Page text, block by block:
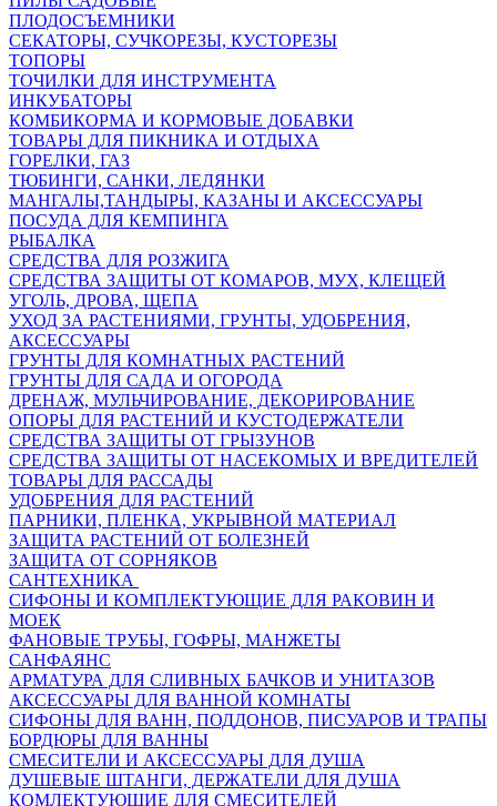
ПЛОДОСЪЕМНИКИ
СЕКАТОРЫ, СУЧКОРЕЗЫ, КУСТОРЕЗЫ
ТОПОРЫ
ТОЧИЛКИ ДЛЯ ИНСТРУМЕНТА
ИНКУБАТОРЫ
КОМБИКОРМА И КОРМОВЫЕ ДОБАВКИ
ТОВАРЫ ДЛЯ ПИКНИКА И ОТДЫХА
ГОРЕЛКИ, ГАЗ
ТЮБИНГИ, САНКИ, ЛЕДЯНКИ
МАНГАЛЫ,ТАНДЫРЫ, КАЗАНЫ И АКСЕССУАРЫ
ПОСУДА ДЛЯ КЕМПИНГА
РЫБАЛКА
СРЕДСТВА ДЛЯ РОЗЖИГА
СРЕДСТВА ЗАЩИТЫ ОТ КОМАРОВ, МУХ, КЛЕЩЕЙ
УГОЛЬ, ДРОВА, ЩЕПА
УХОД ЗА РАСТЕНИЯМИ, ГРУНТЫ, УДОБРЕНИЯ,
АКСЕССУАРЫ
ГРУНТЫ ДЛЯ КОМНАТНЫХ РАСТЕНИЙ
ГРУНТЫ ДЛЯ САДА И ОГОРОДА
ДРЕНАЖ, МУЛЬЧИРОВАНИЕ, ДЕКОРИРОВАНИЕ
ОПОРЫ ДЛЯ РАСТЕНИЙ И КУСТОДЕРЖАТЕЛИ
СРЕДСТВА ЗАЩИТЫ ОТ ГРЫЗУНОВ
СРЕДСТВА ЗАЩИТЫ ОТ НАСЕКОМЫХ И ВРЕДИТЕЛЕЙ
ТОВАРЫ ДЛЯ РАССАДЫ
УДОБРЕНИЯ ДЛЯ РАСТЕНИЙ
ПАРНИКИ, ПЛЕНКА, УКРЫВНОЙ МАТЕРИАЛ
ЗАЩИТА РАСТЕНИЙ ОТ БОЛЕЗНЕЙ
ЗАЩИТА ОТ СОРНЯКОВ
САНТЕХНИКА
СИФОНЫ И КОМПЛЕКТУЮЩИЕ ДЛЯ РАКОВИН И
МОЕК
ФАНОВЫЕ ТРУБЫ, ГОФРЫ, МАНЖЕТЫ
САНФАЯНС
АРМАТУРА ДЛЯ СЛИВНЫХ БАЧКОВ И УНИТАЗОВ
АКСЕССУАРЫ ДЛЯ ВАННОЙ КОМНАТЫ
СИФОНЫ ДЛЯ ВАНН, ПОДДОНОВ, ПИСУАРОВ И ТРАПЫ
БОРДЮРЫ ДЛЯ ВАННЫ
СМЕСИТЕЛИ И АКСЕССУАРЫ ДЛЯ ДУША
ДУШЕВЫЕ ШТАНГИ, ДЕРЖАТЕЛИ ДЛЯ ДУША
КОМЛЕКТУЮЩИЕ ДЛЯ СМЕСИТЕЛЕЙ